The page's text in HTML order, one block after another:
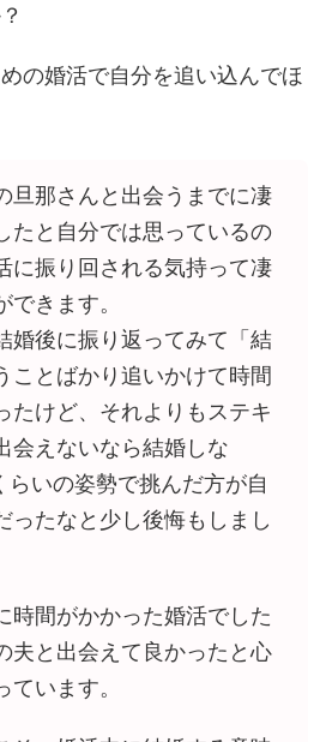
の婚活で自分を追い込んでほ
旦那さんと出会うまでに凄
たと自分では思っているの
に振り回される気持って凄
できます。
婚後に振り返ってみて「結
ことばかり追いかけて時間
たけど、それよりもステキ
会えないなら結婚しな
らいの姿勢で挑んだ方が自
ったなと少し後悔もしまし
時間がかかった婚活でした
夫と出会えて良かったと心
ています。